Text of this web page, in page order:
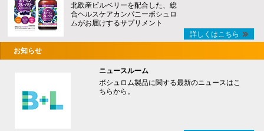
北欧産ビルベリーを配合した、総
合ヘルスケアカンパニーボシュロ
ムがお届けするサプリメント
詳しくはこちら
お知らせ
ニュースルーム
ボシュロム製品に関する最新のニュースはこ
ちらから。